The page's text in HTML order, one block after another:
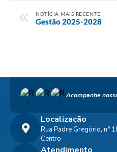
NOTÍCIA MAIS RECENTE
Gestão 2025-2028
Acompanhe
Localização
Rua Padre Gregório, n°
Centro